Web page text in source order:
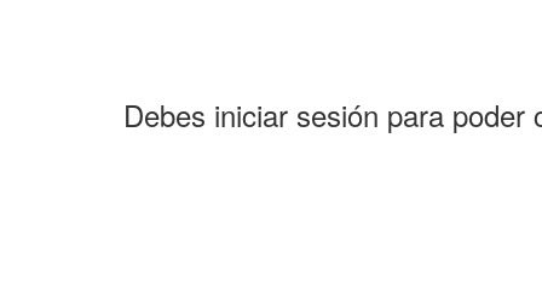
Debes iniciar sesión para poder